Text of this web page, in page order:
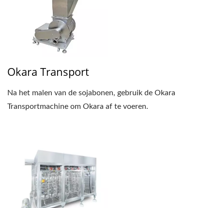
Okara Transport
Na het malen van de sojabonen, gebruik de Okara
Transportmachine om Okara af te voeren.